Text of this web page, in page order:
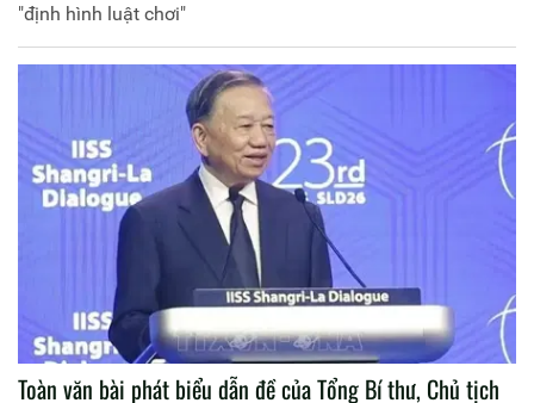
"định hình luật chơi"
Toàn văn bài phát biểu dẫn đề của Tổng Bí thư, Chủ tịch